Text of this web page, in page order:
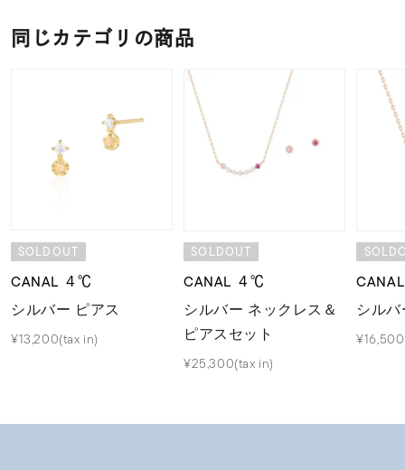
同じカテゴリの商品
SOLDOUT
CANAL ４℃
シルバー ピアス
¥13,200(tax in)
SOLDOUT
CANAL ４℃
シルバー ネックレス＆
ピアスセット
¥25,300(tax in)
シル